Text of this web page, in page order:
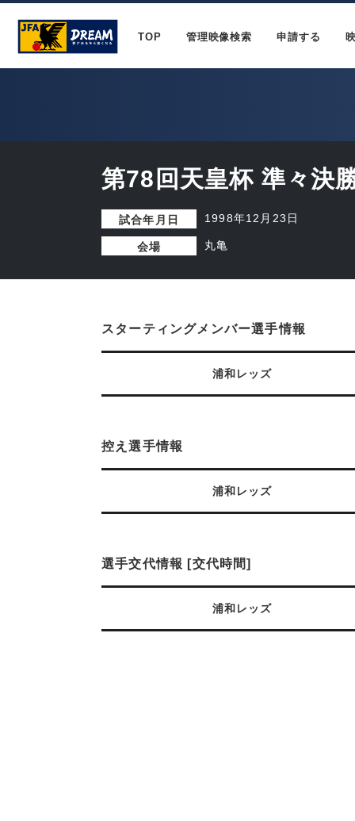
TOP 管理映像検索 申請する
第78回天皇杯 準々決
試合年月日 1998年12月23日
会場 丸亀
スターティングメンバー選手情報
浦和レッズ
控え選手情報
浦和レッズ
選手交代情報 [交代時間]
浦和レッズ